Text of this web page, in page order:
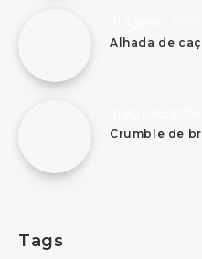
Alhada de
Crumble de
Tags